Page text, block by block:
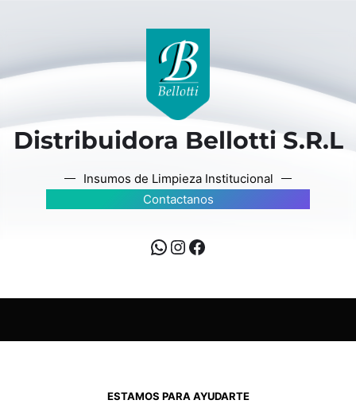
Distribuidora Bellotti S.R.L
Insumos de Limpieza Institucional
Contactanos
ESTAMOS PARA AYUDARTE